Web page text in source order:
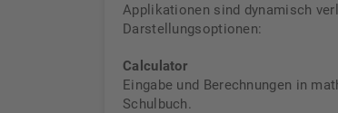
Applikationen sind dynamisch
Darstellungsoptionen:
Calculator
Eingabe und Berechnungen in
Schulbuch.